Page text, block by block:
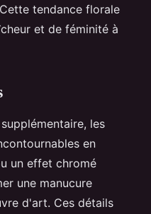
tendance florale
et de féminité à
les
en
un effet chromé
une manucure
d'art. Ces détails